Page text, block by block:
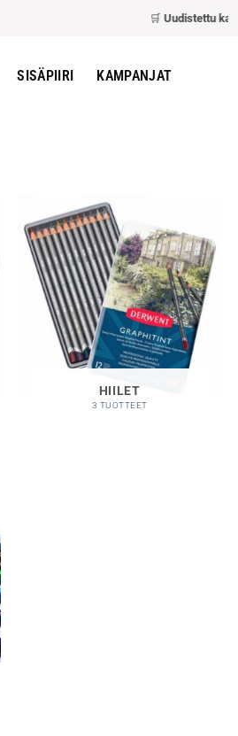
Uudistettu kassa
SISÄPIIRI KAMPANJAT
HIILET
3 TUOTTEET